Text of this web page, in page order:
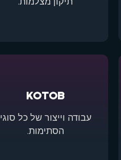
KOTOB
עבודה וייצור של כל סוגי
הסתימות.